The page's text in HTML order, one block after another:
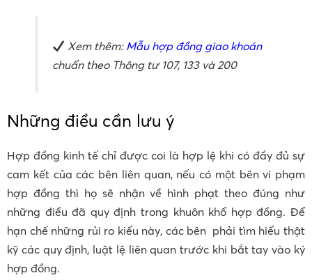
Xem thêm: Mẫu hợp đồng giao khoán
chuẩn theo Thông tư 107, 133 và 200
Những điều cần lưu ý
Hợp đồng kinh tế chỉ được coi là hợp lệ khi có đầy đủ sự
cam kết của các bên liên quan, nếu có một bên vi phạm
hợp đồng thì họ sẽ nhận về hình phạt theo đúng như
những điều đã quy định trong khuôn khổ hợp đồng. Để
hạn chế những rủi ro kiểu này, các bên phải tìm hiểu thật
kỹ các quy định, luật lệ liên quan trước khi bắt tay vào ký
hợp đồng.